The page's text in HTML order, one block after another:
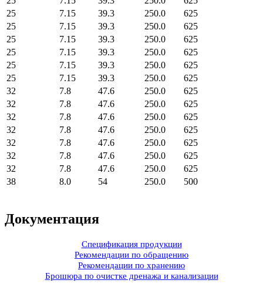
25
7.15 39.3 250.0
625
25
7.15 39.3 250.0
625
25
7.15 39.3 250.0
625
25
7.15 39.3 250.0
625
25
7.15 39.3 250.0
625
25
7.15 39.3 250.0
625
32
7.8 47.6 250.0
625
32
7.8 47.6 250.0
625
32
7.8 47.6 250.0
625
32
7.8 47.6 250.0
625
32
7.8 47.6 250.0
625
32
7.8 47.6 250.0
625
32
7.8 47.6 250.0
625
38
8.0 54 250.0 500
Документация
Спецификация продукции
Рекомендации по обращению
Рекомендации по хранению
Брошюра по очистке дренажа и канализации